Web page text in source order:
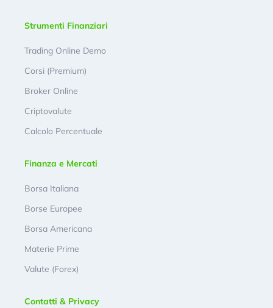
Strumenti Finanziari
Trading Online Demo
Corsi (Premium)
Broker Online
Criptovalute
Calcolo Percentuale
Finanza e Mercati
Borsa Italiana
Borse Europee
Borsa Americana
Materie Prime
Valute (Forex)
Contatti & Privacy